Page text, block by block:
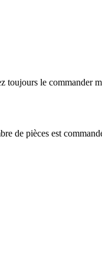
le commander
de pièces est